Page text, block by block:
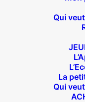
Qui
La
Qui
Joffrin /